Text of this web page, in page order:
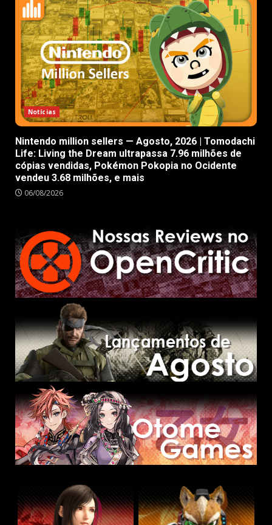
Notícias
Nintendo million sellers — Agosto, 2026 | Tomodachi
Life: Living the Dream ultrapassa 7.96 milhões de
cópias vendidas, Pokémon Pokopia no Ocidente
vendeu 3.68 milhões, e mais
06/08/2026